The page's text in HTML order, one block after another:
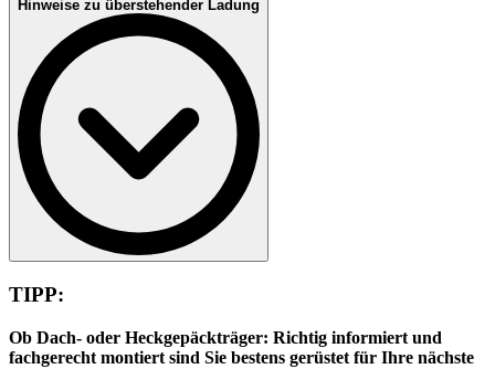
Mit einem Gepäckträger kein Problem. Achten Sie darauf, alle
beweglichen Teile zu fixieren. Aber nicht vergessen: Vor der großen
Fahrradtour am Zielort die Sicherungen wieder entfernen!
Hinweise zu überstehender Ladung
Grundsätzlich gilt: Versuchen Sie, jeden Überstand über den Umriss
Ihres Fahrzeugs zu vermeiden. Falls Sie keine andere Möglichkeit
sehen, sollten Sie sich vor der Fahrt unbedingt über die geltenden
Vorschriften informieren. Diese finden Sie unter § 22 der
Straßenverkehrsordnung(StVO).
TIPP:
Ob Dach- oder Heckgepäckträger: Richtig informiert und
fachgerecht montiert sind Sie bestens gerüstet für Ihre nächste